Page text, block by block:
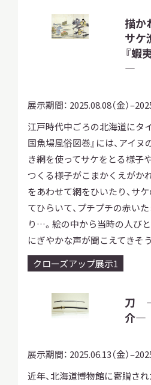
描か
サ
『蝦
―
展示期間： 2025.08.08（金）
江戸時代中ごろの北海道にタ
国魚場風俗図巻』には、アイ
き網を使ってサケをとる様子
つくる様子がこまかくえがか
をあわせて網をひいたり、サ
てひらいて、プチプチの赤い
り…。絵の中から当時の人び
にぎやかな声が聞こえてきそ
クローズアップ展示1
刀 ―
介―
展示期間： 2025.06.13（金）
近年、北海道博物館に寄贈さ